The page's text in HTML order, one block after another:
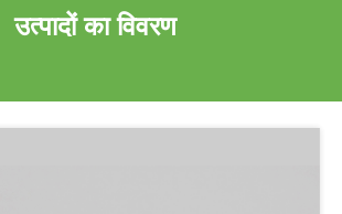
उत्पादों का विवरण